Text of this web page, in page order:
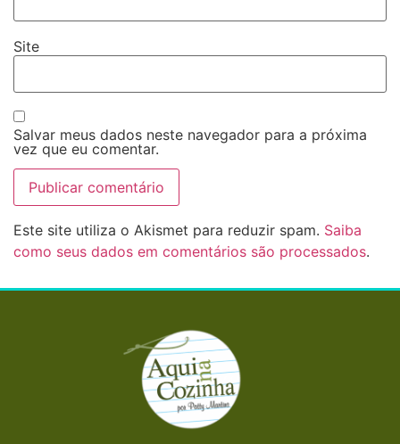
Site
Salvar meus dados neste navegador para a próxima
vez que eu comentar.
Este site utiliza o Akismet para reduzir spam. Saiba
como seus dados em comentários são processados.